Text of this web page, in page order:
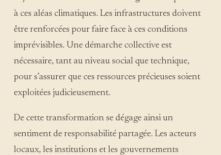
à ces aléas climatiques. Les infrastructures doivent
être renforcées pour faire face à ces conditions
imprévisibles. Une démarche collective est
nécessaire, tant au niveau social que technique,
pour s’assurer que ces ressources précieuses soient
exploitées judicieusement.
De cette transformation se dégage ainsi un
sentiment de responsabilité partagée. Les acteurs
locaux, les institutions et les gouvernements